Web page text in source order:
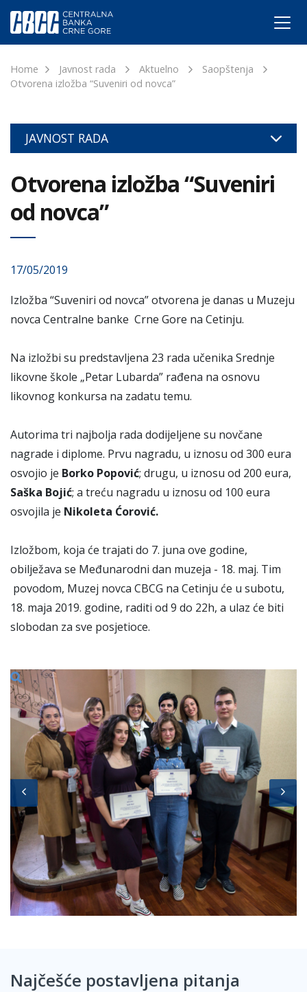
Home Javnost rada Aktuelno
Saopštenja
Otvorena izložba “Suveniri od novca”
JAVNOST RADA
Otvorena izložba “Suveniri
od novca”
17/05/2019
Izložba “Suveniri od novca” otvorena je danas u Muzeju
novca Centralne banke Crne Gore na Cetinju.
Na izložbi su predstavljena 23 rada učenika Srednje
likovne škole „Petar Lubarda” rađena na osnovu
likovnog konkursa na zadatu temu.
Autorima tri najbolja rada dodijeljene su novčane
nagrade i diplome. Prvu nagradu, u iznosu od 300 eura
osvojio je Borko Popović; drugu, u iznosu od 200 eura,
Saška Bojić; a treću nagradu u iznosu od 100 eura
osvojila je Nikoleta Ćorović.
Izložbom, koja će trajati do 7. juna ove godine,
obilježava se Međunarodni dan muzeja - 18. maj. Tim
povodom, Muzej novca CBCG na Cetinju će u subotu,
18. maja 2019. godine, raditi od 9 do 22h, a ulaz će biti
slobodan za sve posjetioce.
Najčešće postavljena pitanja